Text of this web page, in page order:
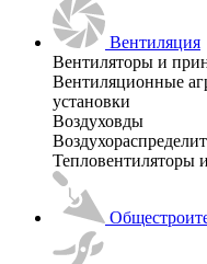
Вентиляция
Вентиляторы и
Вентиляционные
установки
Воздуховды
Тепловентиляторы